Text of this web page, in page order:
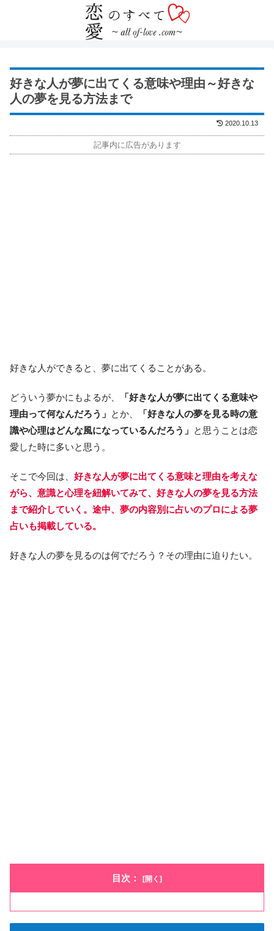
好きな人が夢に出てくる意味や理由～好きな
人の夢を見る方法まで
2020.10.13
記事内に広告があります
好きな人ができると、夢に出てくることがある。
どういう夢かにもよるが、
「好きな人が夢に出てくる意味や
理由って何なんだろう」 とか、
「好きな人の夢を見る時の意
識や心理はどんな風になっているんだろう」 と思うことは恋
愛した時に多いと思う。
そこで今回は、 好きな人が夢に出てくる意味と理由を考えな
がら、意識と心理を紐解いてみて、好きな人の夢を見る方法
まで紹介していく。途中、夢の内容別に占いのプロによる夢
占いも掲載している。
好きな人の夢を見るのは何でだろう？その理由に迫りたい。
目次：